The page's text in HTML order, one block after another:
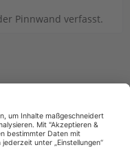
Pinnwand verfasst.